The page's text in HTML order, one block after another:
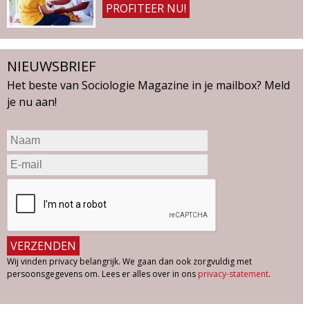
PROFITEER NU!
NIEUWSBRIEF
Het beste van Sociologie Magazine in je mailbox? Meld
je nu aan!
Wij vinden privacy belangrijk. We gaan dan ook zorgvuldig met
persoonsgegevens om. Lees er alles over in ons privacy-statement.